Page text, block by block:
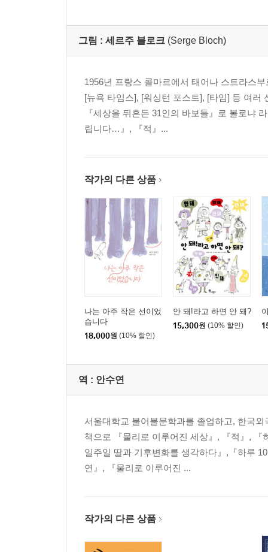
그림 : 세르주 블로크 (Serge Bloch)
1956년 프랑스 콜마르에서 태어나 스트라스
[뉴욕 타임스], [워싱턴 포스트], [타임] 등 여
『세상을 뒤흔든 31인의 바보들』로 볼로냐
립니다…』, 『적』...
작가의 다른 상품
나는 아주 작은 선이었
습니다
18,000원 (10% 할인)
안 돼!라고 하면 안 돼?
15,300원 (10% 할인)
역 : 안수연
서울대학교 불어불문학과를 졸업하고, 한국
책으로 『물리로 이루어진 세상』, 『적』,
일주일 딸과 기후변화를 생각하다』,『하루
연』, 『물리로 이루어진 ...
작가의 다른 상품